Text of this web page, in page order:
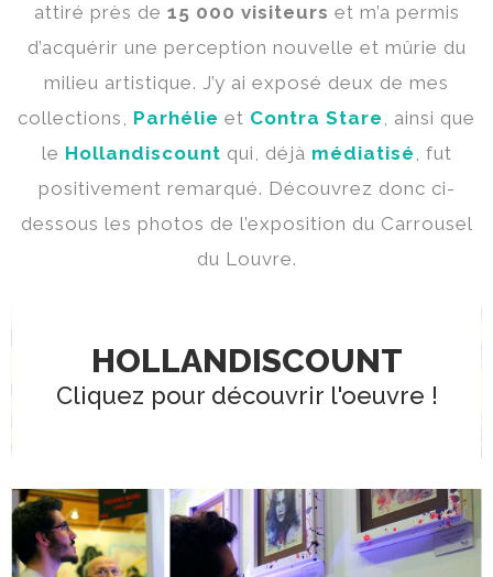
attiré près de 15 000 visiteurs et m’a permis
d’acquérir une perception nouvelle et mûrie du
milieu artistique. J’y ai exposé deux de mes
collections, Parhélie et Contra Stare , ainsi que
le Hollandiscount qui, déjà médiatisé , fut
positivement remarqué. Découvrez donc ci-
dessous les photos de l’exposition du Carrousel
du Louvre.
HOLLANDISCOUNT
Cliquez pour découvrir l'oeuvre !